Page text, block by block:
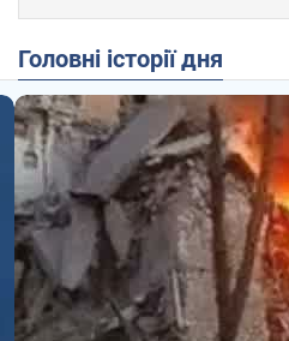
Головні історії дня